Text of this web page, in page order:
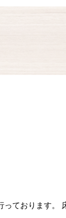
っております。